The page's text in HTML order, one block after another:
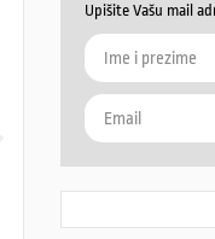
Upišite Vašu mail